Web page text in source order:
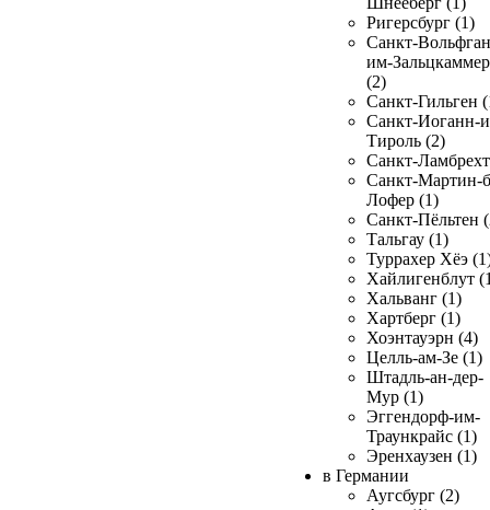
Ригерсбург (1)
Санкт-
им-
(2)
Санкт-Гильген
Санкт-Иоганн-
Тироль (2)
Санкт-
Санкт-Мартин-
Лофер (1)
Санкт-Пёльтен
Тальгау (1)
Туррахер Хёэ
Хайлигенблут
Хальванг (1)
Хартберг (1)
Хоэнтауэрн (4)
Целль-ам-Зе (1)
Штадль-ан-дер-
Мур (1)
Эггендорф-им-
Траункрайс (1)
Эренхаузен (1)
в Германии
Аугсбург (2)